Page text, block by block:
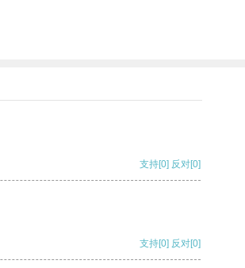
支持[0] 反对[0]
支持[0] 反对[0]